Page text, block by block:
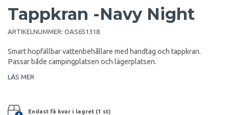
Tappkran -Navy Night
ARTIKELNUMMER: OAS651318
Smart hopfällbar vattenbehållare med handtag och tappkran.
Passar både campingplatsen och lägerplatsen.
LÄS MER
Endast få kvar i lagret (1 st)